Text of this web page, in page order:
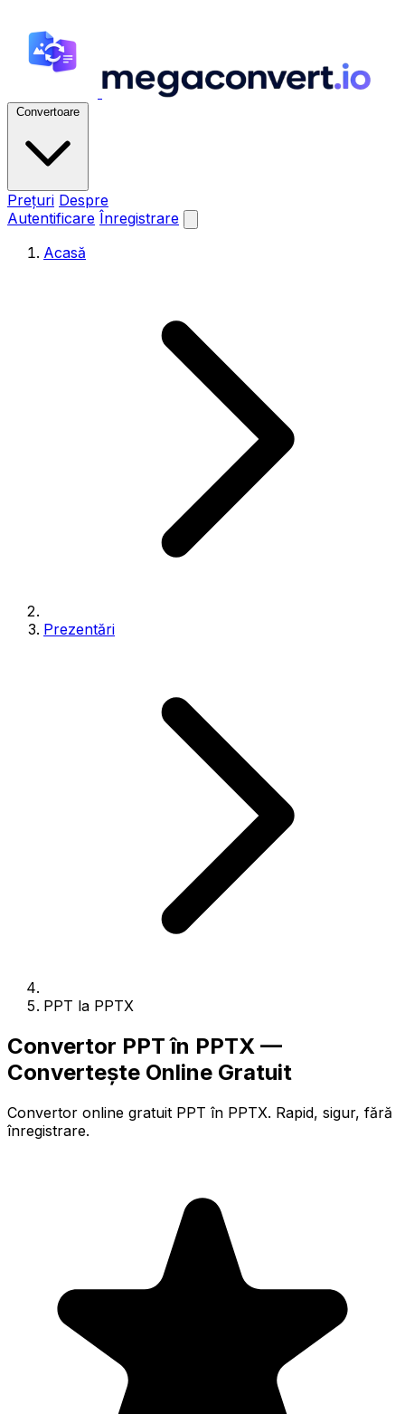
Convertoare
Prețuri Despre
Autentificare Înregistrare
Acasă
Prezentări
PPT la PPTX
Convertor PPT în PPTX —
Convertește Online Gratuit
Convertor online gratuit PPT în PPTX. Rapid, sigur, fără
înregistrare.